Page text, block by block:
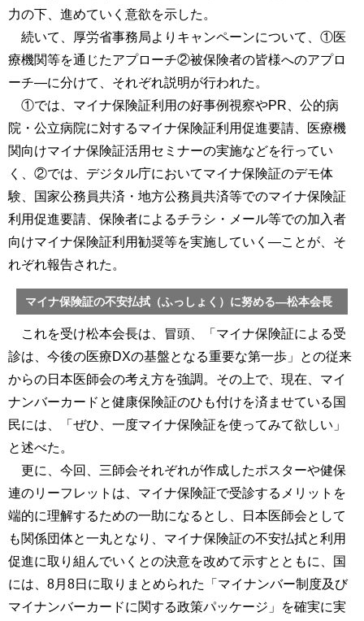
力の下、進めていく意欲を示した。
続いて、厚労省事務局よりキャンペーンについて、①医
療機関等を通じたアプローチ②被保険者の皆様へのアプロ
ーチ―に分けて、それぞれ説明が行われた。
①では、マイナ保険証利用の好事例視察やPR、公的病
院・公立病院に対するマイナ保険証利用促進要請、医療機
関向けマイナ保険証活用セミナーの実施などを行ってい
く、②では、デジタル庁においてマイナ保険証のデモ体
験、国家公務員共済・地方公務員共済等でのマイナ保険証
利用促進要請、保険者によるチラシ・メール等での加入者
向けマイナ保険証利用勧奨等を実施していく―ことが、そ
れぞれ報告された。
マイナ保険証の不安払拭（ふっしょく）に努める―松本会長
これを受け松本会長は、冒頭、「マイナ保険証による受
診は、今後の医療DXの基盤となる重要な第一歩」との従来
からの日本医師会の考え方を強調。その上で、現在、マイ
ナンバーカードと健康保険証のひも付けを済ませている国
民には、「ぜひ、一度マイナ保険証を使ってみて欲しい」
と述べた。
更に、今回、三師会それぞれが作成したポスターや健保
連のリーフレットは、マイナ保険証で受診するメリットを
端的に理解するための一助になるとし、日本医師会として
も関係団体と一丸となり、マイナ保険証の不安払拭と利用
促進に取り組んでいくとの決意を改めて示すとともに、国
には、8月8日に取りまとめられた「マイナンバー制度及び
マイナンバーカードに関する政策パッケージ」を確実に実